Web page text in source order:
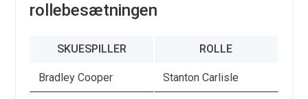
rollebesætningen
SKUESPILLER ROLLE
Bradley Cooper Stanton Carlisle